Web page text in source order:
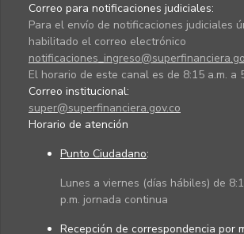
Correo para notificaciones judiciales:
Para el envío de notificaciones judiciales
habilitado el correo electrónico
El horario de este canal es de 8:15 a.m. a
Correo institucional:
super@superfinanciera.gov.co
Horario de atención
Punto Ciudadano:
Lunes a viernes (días hábiles) de
p.m. jornada continua
Recepción de correspondencia por